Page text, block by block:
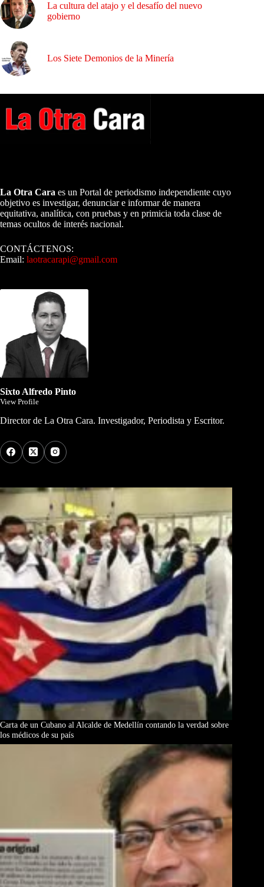
La cultura del atajo y el desafío del nuevo
gobierno
Los Siete Demonios de la Minería
La Otra Cara es un Portal de periodismo independiente cuyo
objetivo es investigar, denunciar e informar de manera
equitativa, analítica, con pruebas y en primicia toda clase de
temas ocultos de interés nacional.
CONTÁCTENOS:
Email: laotracarapi@gmail.com
Sixto Alfredo Pinto
View Profile
Director de La Otra Cara. Investigador, Periodista y Escritor.
Carta de un Cubano al Alcalde de Medellín contando la verdad sobre
los médicos de su país